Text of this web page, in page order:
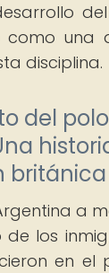
como una
disciplina.
del
británica
a
de los
en el